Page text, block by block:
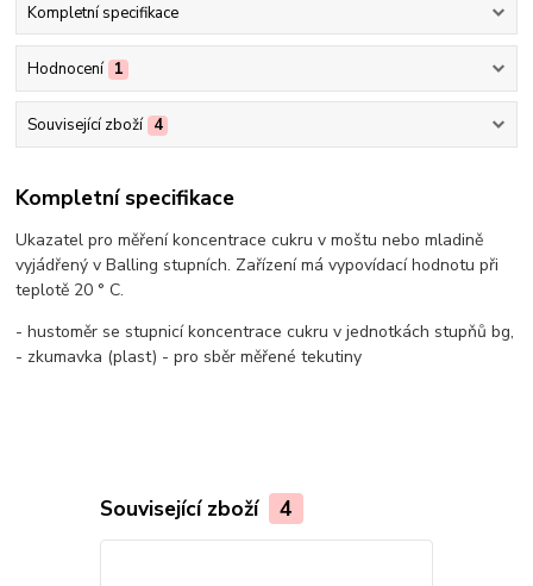
Kompletní specifikace
Hodnocení 1
Související zboží 4
Kompletní specifikace
Ukazatel pro měření koncentrace cukru v moštu nebo mladině
vyjádřený v Balling stupních. Zařízení má vypovídací hodnotu při
teplotě 20 ° C.
- hustoměr se stupnicí koncentrace cukru v jednotkách stupňů bg,
- zkumavka (plast) - pro sběr měřené tekutiny
Související zboží 4